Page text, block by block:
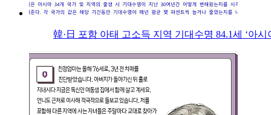
韓·日 포함 아태 고소득 지역 기대수명 84.1세 ‘아시